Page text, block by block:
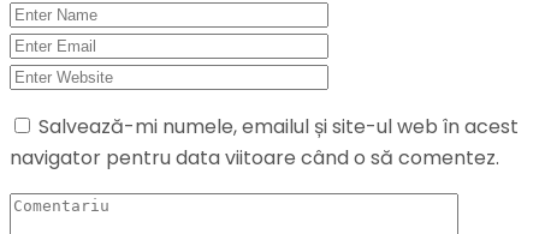
Salvează-mi numele, emailul și site-ul web în acest
navigator pentru data viitoare când o să comentez.